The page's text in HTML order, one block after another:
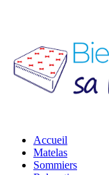
Accueil
Matelas
Sommiers